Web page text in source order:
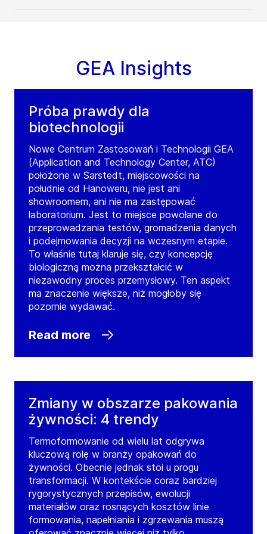
GEA United Kingdom
Herefordshire
5 Stoneyhill Industrial Estate, Whitchurch,
Ross-on-Wye, Herefordshire
HR9 6BX Ross-on-Wye
United Kingdom
Tel: +44 1179 595958 / +44 1600 891010
Contact
GEA United Kingdom Leeds
One City West, Gelderd Road, Holbeck
LS12 6NJ Leeds
GEA United Kingdom
Nottingham
15 Farrington Way, Eastwood Link Business
Park, Eastwood
NG16 3BF Nottingham
United Kingdom
Tel: +44 1159 383075
Contact
GEA Insights
Próba prawdy dla
biotechnologii
Nowe Centrum Zastosowań i Technologii GEA
(Application and Technology Center, ATC)
położone w Sarstedt, miejscowości na
południe od Hanoweru, nie jest ani
showroomem, ani nie ma zastępować
laboratorium. Jest to miejsce powołane do
przeprowadzania testów, gromadzenia danych
i podejmowania decyzji na wczesnym etapie.
To właśnie tutaj klaruje się, czy koncepcję
biologiczną można przekształcić w
niezawodny proces przemysłowy. Ten aspekt
ma znaczenie większe, niż mogłoby się
pozornie wydawać.
Read more
Zmiany w obszarze pakowania
żywności: 4 trendy
Termoformowanie od wielu lat odgrywa
kluczową rolę w branży opakowań do
żywności. Obecnie jednak stoi u progu
transformacji. W kontekście coraz bardziej
rygorystycznych przepisów, ewolucji
materiałów oraz rosnących kosztów linie
formowania, napełniania i zgrzewania muszą